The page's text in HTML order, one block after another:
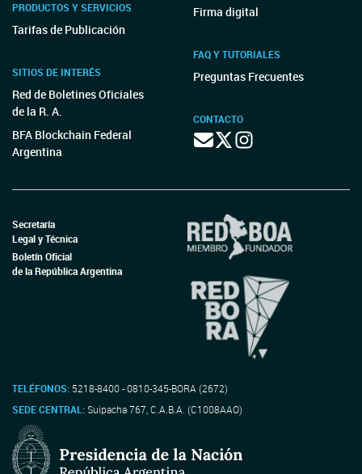
PRODUCTOS Y SERVICIOS
Tarifas de Publicación
SITIOS DE INTERÉS
Red de Boletines Oficiales
de la R. A.
BFA Blockchain Federal
Argentina
Firma digital
FAQ Y TUTORIALES
Preguntas Frecuentes
CONTACTO
Secretaría
Legal y Técnica
Boletín Oficial
de la República Argentina
TELÉFONOS: 5218-8400 - 0810-345-BORA (2672)
SEDE CENTRAL:Suipacha 767, C.A.B.A. (C1008AAO)